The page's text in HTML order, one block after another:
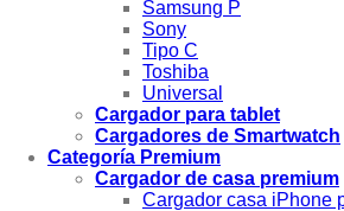
Samsung P
Sony
Tipo C
Toshiba
Universal
Cargador para tablet
Cargadores de Smartwatch
Categoría Premium
Cargador de casa premium
Cargador casa iPhone